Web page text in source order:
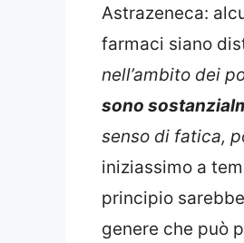
Astrazeneca:
farmaci siano
nell’ambito dei
sono
senso di fatica,
iniziassimo a
principio
genere che può